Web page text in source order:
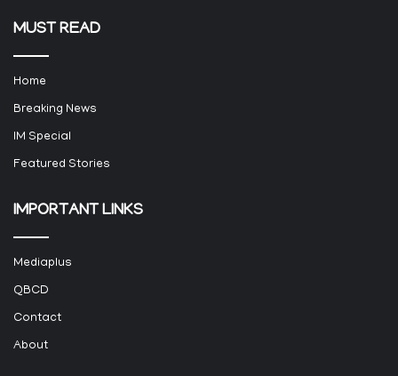
MUST READ
Home
Breaking News
IM Special
Featured Stories
IMPORTANT LINKS
Mediaplus
QBCD
Contact
About